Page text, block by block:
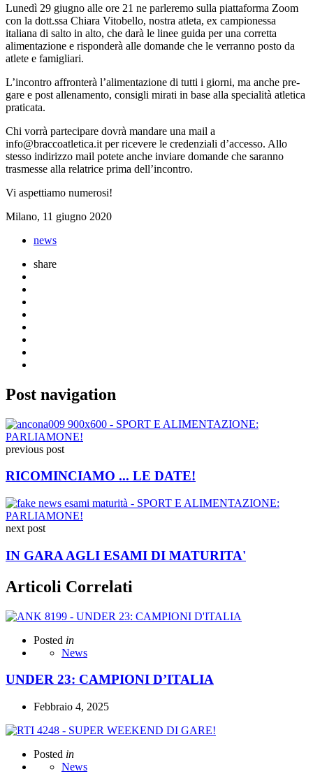
Lunedì 29 giugno alle ore 21 ne parleremo sulla piattaforma Zoom
con la dott.ssa Chiara Vitobello, nostra atleta, ex campionessa
italiana di salto in alto, che darà le linee guida per una corretta
alimentazione e risponderà alle domande che le verranno posto da
atlete e famigliari.
L’incontro affronterà l’alimentazione di tutti i giorni, ma anche pre-
gare e post allenamento, consigli mirati in base alla specialità atletica
praticata.
Chi vorrà partecipare dovrà mandare una mail a
info@braccoatletica.it per ricevere le credenziali d’accesso. Allo
stesso indirizzo mail potete anche inviare domande che saranno
trasmesse alla relatrice prima dell’incontro.
Vi aspettiamo numerosi!
Milano, 11 giugno 2020
news
share
Post navigation
previous post
RICOMINCIAMO ... LE DATE!
next post
IN GARA AGLI ESAMI DI MATURITA'
Articoli Correlati
Posted in
News
UNDER 23: CAMPIONI D’ITALIA
Febbraio 4, 2025
Posted in
News